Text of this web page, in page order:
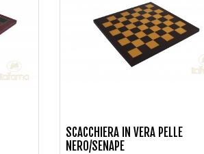
SCACCHIERA IN VERA PELLE
NERO/SENAPE